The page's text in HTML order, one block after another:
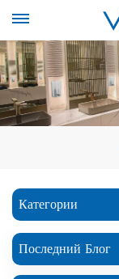
Категории
Последний Блог